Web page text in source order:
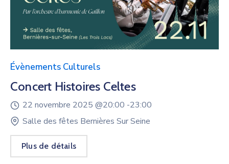
Évènements Culturels
Concert Histoires Celtes
22 novembre 2025 @20:00 -23:00
Salle des fêtes Bernières Sur Seine
Plus de détails